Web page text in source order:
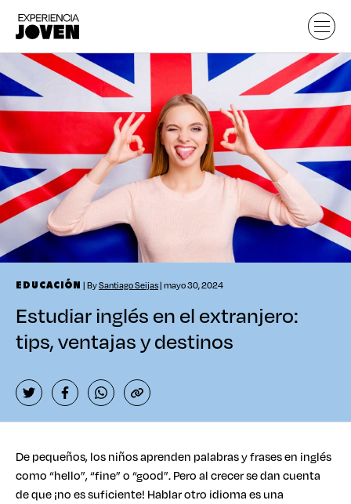
EDUCACIÓN | BySantiago Seijas| mayo 30, 2024
Estudiar inglés en el extranjero:
tips, ventajas y destinos
De pequeños, los niños aprenden palabras y frases en inglés
como “hello”, “fine” o “good”. Pero al crecer se dan cuenta
de que ¡no es suficiente! Hablar otro idioma es una